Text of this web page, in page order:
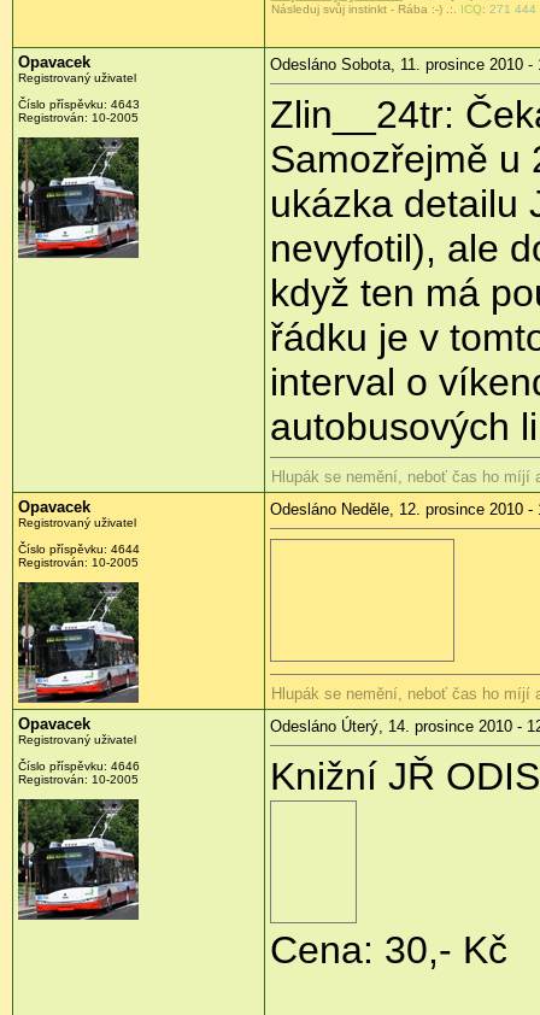
Následuj svůj instinkt - Rába :-) . :. ICQ: 271 444
Opavacek
Registrovaný uživatel
Číslo příspěvku: 4643
Registrován: 10-2005
Odesláno Sobota, 11. prosince 2010 -
Zlin__24tr:
Samozřejmě u
ukázka detailu
nevyfotil), ale
když ten má
řádku je v
interval o
autobusových
Hlupák se nemění, neboť čas ho míjí
Opavacek
Registrovaný uživatel
Číslo příspěvku: 4644
Registrován: 10-2005
Odesláno Neděle, 12. prosince 2010 -
Hlupák se nemění, neboť čas ho míjí
Opavacek
Registrovaný uživatel
Číslo příspěvku: 4646
Registrován: 10-2005
Odesláno Úterý, 14. prosince 2010 -
Knižní JŘ
Cena: 30,- Kč